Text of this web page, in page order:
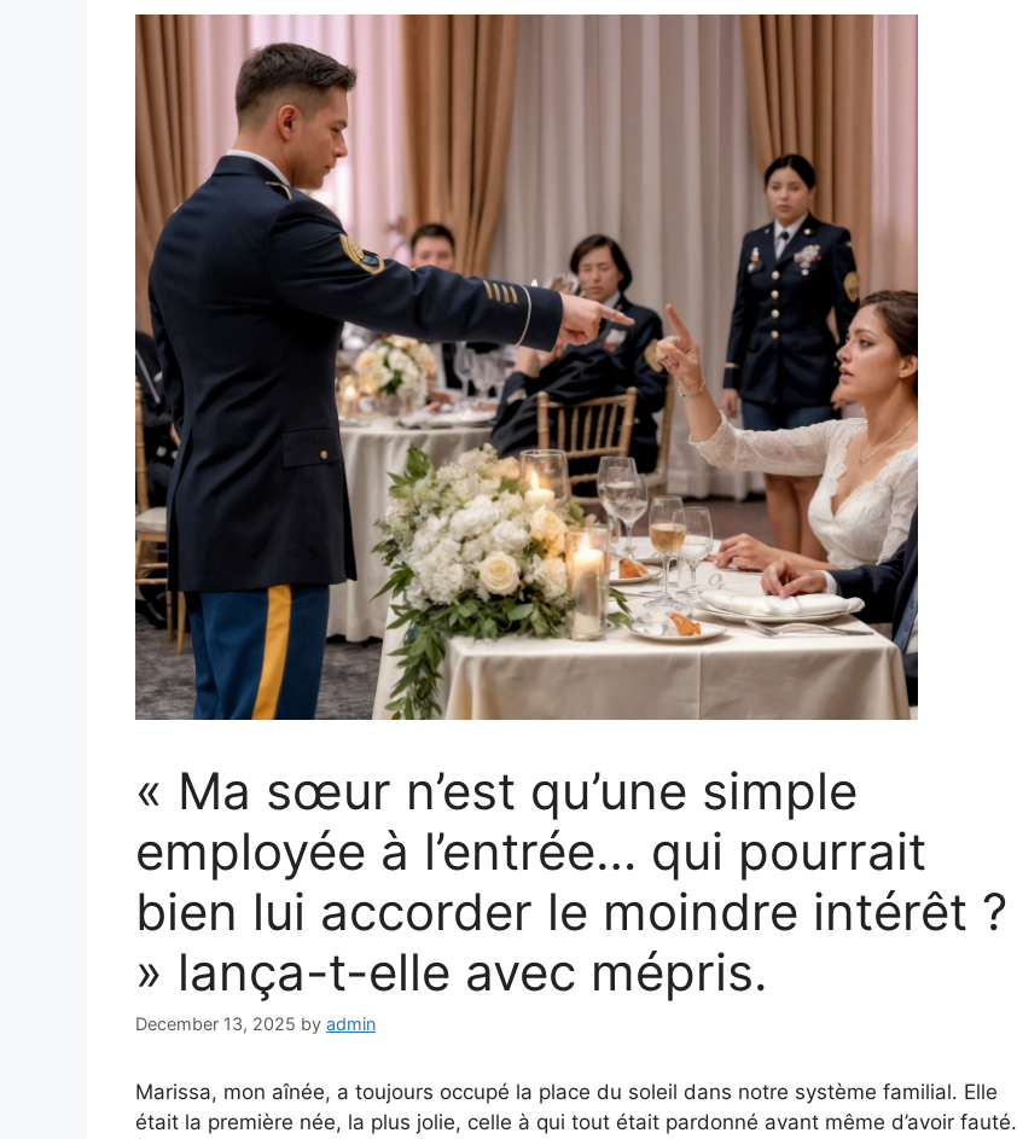
« Ma sœur n’est qu’une simple
employée à l’entrée… qui pourrait
bien lui accorder le moindre intérêt ?
» lança-t-elle avec mépris.
December 13, 2025 by admin
Marissa, mon aînée, a toujours occupé la place du soleil dans notre système familial. Elle
était la première née, la plus jolie, celle à qui tout était pardonné avant même d’avoir fauté.